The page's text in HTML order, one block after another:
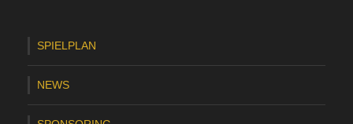
SPIELPLAN
NEWS